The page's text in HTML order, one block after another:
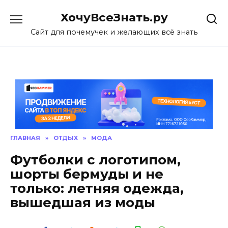
content
ХочуВсеЗнать.ру
Сайт для почемучек и желающих всё знать
ГЛАВНАЯ » ОТДЫХ » МОДА
Футболки с логотипом,
шорты бермуды и не
только: летняя одежда,
вышедшая из моды